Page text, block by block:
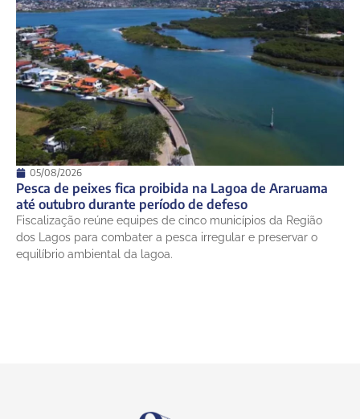
05/08/2026
Pesca de peixes fica proibida na Lagoa de Araruama
até outubro durante período de defeso
Fiscalização reúne equipes de cinco municípios da Região
dos Lagos para combater a pesca irregular e preservar o
equilíbrio ambiental da lagoa.